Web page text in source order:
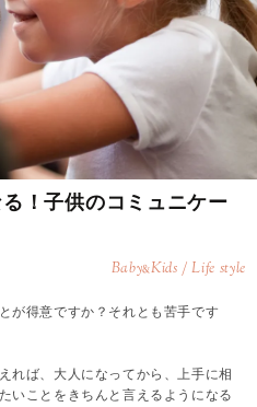
！子供のコミュニケー
Baby&Kids / Life style
が得意ですか？それとも苦手です
れば、大人になってから、上手に相
いことをきちんと言えるようになる